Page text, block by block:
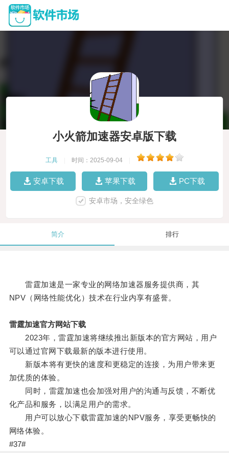
小火箭加速器安卓版下载
工具 时间：2025-09-04
安卓下载 苹果下载 PC下载
安卓市场，安全绿色
简介 排行
雷霆加速是一家专业的网络加速器服务提供商，其
NPV（网络性能优化）技术在行业内享有盛誉。
雷霆加速官方网站下载
2023年，雷霆加速将继续推出新版本的官方网站，用户
可以通过官网下载最新的版本进行使用。
新版本将有更快的速度和更稳定的连接，为用户带来更
加优质的体验。
同时，雷霆加速也会加强对用户的沟通与反馈，不断优
化产品和服务，以满足用户的需求。
用户可以放心下载雷霆加速的NPV服务，享受更畅快的
网络体验。
#37#